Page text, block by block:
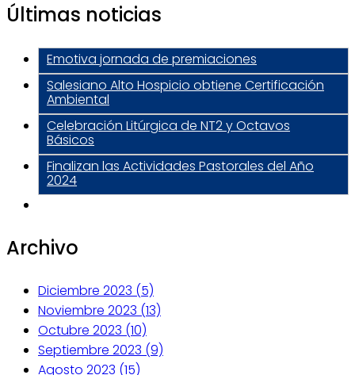
Últimas noticias
Emotiva jornada de premiaciones
Salesiano Alto Hospicio obtiene Certificación
Ambiental
Celebración Litúrgica de NT2 y Octavos
Básicos
Finalizan las Actividades Pastorales del Año
2024
Archivo
Diciembre 2023 (5)
Noviembre 2023 (13)
Octubre 2023 (10)
Septiembre 2023 (9)
Agosto 2023 (15)